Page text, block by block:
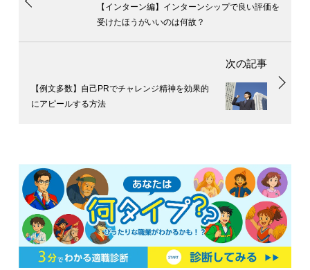
【インターン編】インターンシップで良い評価を
受けたほうがいいのは何故？
【例文多数】自己PRでチャレンジ精神を効果的
にアピールする方法